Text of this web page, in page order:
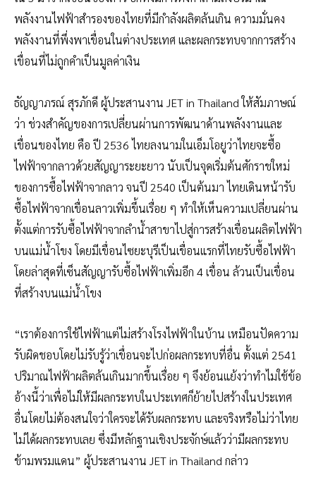
พลังงานไฟฟ้าสำรองของไทยที่มีกำลังผลิตล้นเกิน ความมั่นคง
พลังงานที่พึ่งพาเขื่อนในต่างประเทศ และผลกระทบจากการสร้าง
เขื่อนที่ไม่ถูกคำเป็นมูลค่าเงิน
ธัญญาภรณ์ สุรภักดี ผู้ประสานงาน JET in Thailand ให้สัมภาษณ์
ว่า ช่วงสำคัญของการเปลี่ยนผ่านการพัฒนาด้านพลังงานและ
เขื่อนของไทย คือ ปี 2536 ไทยลงนามในเอ็มโอยูว่าไทยจะซื้อ
ไฟฟ้าจากลาวด้วยสัญญาระยะยาว นับเป็นจุดเริ่มต้นศักราชใหม่
ของการซื้อไฟฟ้าจากลาว จนปี 2540 เป็นต้นมา ไทยเดินหน้ารับ
ซื้อไฟฟ้าจากเขื่อนลาวเพิ่มขึ้นเรื่อย ๆ ทำให้เห็นความเปลี่ยนผ่าน
ตั้งแต่การรับซื้อไฟฟ้าจากลำน้ำสาขาไปสู่การสร้างเขื่อนผลิตไฟฟ้า
บนแม่น้ำโขง โดยมีเขื่อนไซยะบุรีเป็นเขื่อนแรกที่ไทยรับซื้อไฟฟ้า
โดยล่าสุดที่เซ็นสัญญารับซื้อไฟฟ้าเพิ่มอีก 4 เขื่อน ล้วนเป็นเขื่อน
ที่สร้างบนแม่น้ำโขง
“เราต้องการใช้ไฟฟ้าแต่ไม่สร้างโรงไฟฟ้าในบ้าน เหมือนปัดความ
รับผิดชอบโดยไม่รับรู้ว่าเขื่อนจะไปก่อผลกระทบที่อื่น ตั้งแต่ 2541
ปริมาณไฟฟ้าผลิตล้นเกินมากขึ้นเรื่อย ๆ จึงย้อนแย้งว่าทำไมใช้ข้อ
อ้างนี้ว่าเพื่อไม่ให้มีผลกระทบในประเทศก็ย้ายไปสร้างในประเทศ
อื่นโดยไม่ต้องสนใจว่าใครจะได้รับผลกระทบ และจริงหรือไม่ว่าไทย
ไม่ได้ผลกระทบเลย ซึ่งมีหลักฐานเชิงประจักษ์แล้วว่ามีผลกระทบ
ข้ามพรมแดน” ผู้ประสานงาน JET in Thailand กล่าว